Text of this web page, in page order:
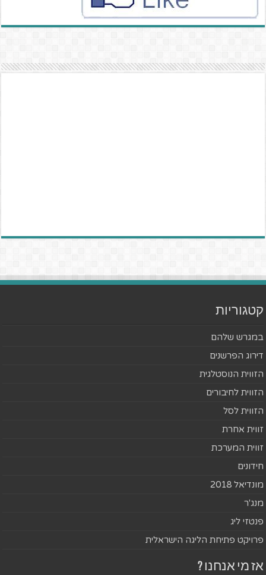
קטגוריות
במגרש שלהם
דירוג הפרשנים
הזווית הנוסטלגית
הזווית לחיבורים
הזווית לסל
זווית אחרת
זווית המערכת
חידונים
מונדיאל 2018
מנג'ר
פנטזי ליג
פרויקט פתיחת הליגה הישראלית
אז מי אנחנו ?